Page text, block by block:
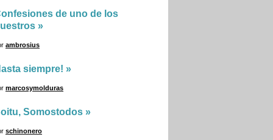
de uno de los
»
ambrosius
siempre! »
marcosymolduras
Somostodos »
schinonero